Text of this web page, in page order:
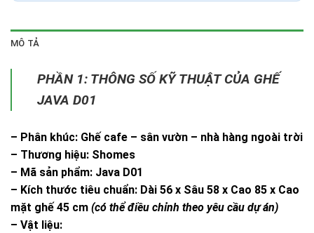
MÔ TẢ
PHẦN 1: THÔNG SỐ KỸ THUẬT CỦA GHẾ
JAVA D01
– Phân khúc: Ghế cafe – sân vườn – nhà hàng ngoài trời
– Thương hiệu: Shomes
– Mã sản phẩm: Java D01
– Kích thước tiêu chuẩn: Dài 56 x Sâu 58 x Cao 85 x Cao
mặt ghế 45 cm (có thể điều chỉnh theo yêu cầu dự án)
– Vật liệu: